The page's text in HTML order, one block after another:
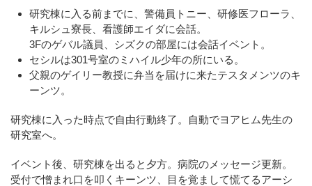
研究棟に入る前までに、警備員トニー、研修医フローラ、
キルシュ寮長、看護師エイダに会話。
3Fのゲバル議員、シズクの部屋には会話イベント。
セシルは301号室のミハイル少年の所にいる。
父親のゲイリー教授に弁当を届けに来たテスタメンツのキ
ーンツ。
研究棟に入った時点で自由行動終了。自動でヨアヒム先生の
研究室へ。
イベント後、研究棟を出ると夕方。病院のメッセージ更新。
受付で憎まれ口を叩くキーンツ、目を覚まして慌てるアーシ